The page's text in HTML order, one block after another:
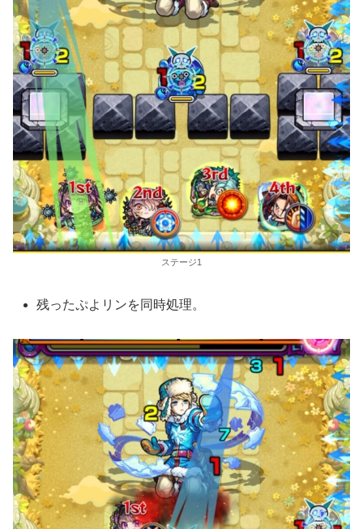
ステージ1
残ったぷよリンを同時処理。